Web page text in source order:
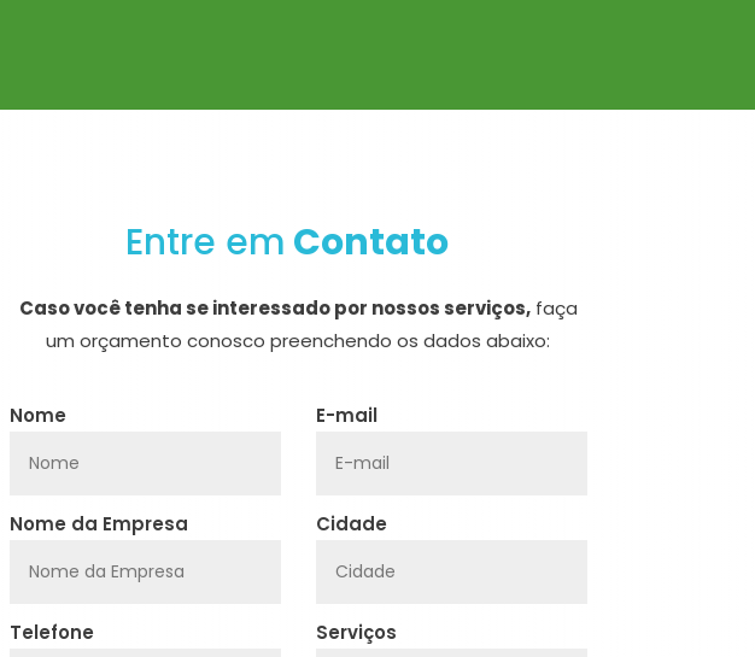
Entre em Contato
Caso você tenha se interessado por nossos serviços,faça
um orçamento conosco preenchendo os dados abaixo:
Nome E-mail
Nome da Empresa Cidade
Telefone Serviços